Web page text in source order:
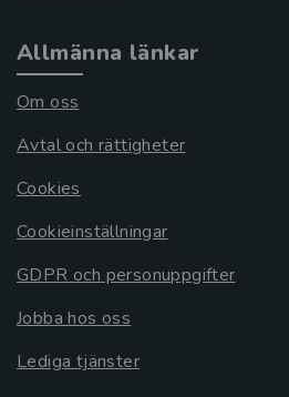
Allmänna länkar
Om oss
Avtal och rättigheter
Cookies
Cookieinställningar
GDPR och personuppgifter
Jobba hos oss
Lediga tjänster